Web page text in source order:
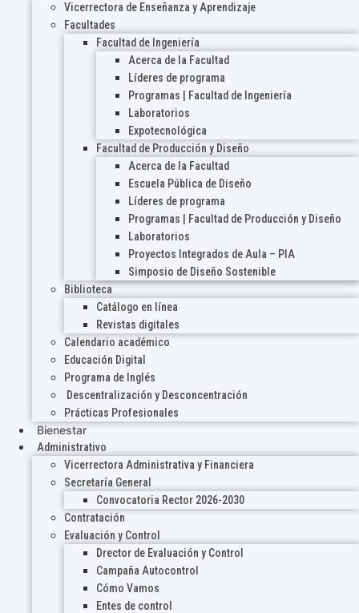
Vicerrectora de Enseñanza y Aprendizaje
Facultades
Facultad de Ingeniería
Acerca de la Facultad
Líderes de programa
Programas | Facultad de Ingeniería
Laboratorios
Expotecnológica
Facultad de Producción y Diseño
Acerca de la Facultad
Escuela Pública de Diseño
Líderes de programa
Programas | Facultad de Producción y Diseño
Laboratorios
Proyectos Integrados de Aula – PIA
Simposio de Diseño Sostenible
Biblioteca
Catálogo en línea
Revistas digitales
Calendario académico
Educación Digital
Programa de Inglés
Descentralización y Desconcentración
Prácticas Profesionales
Bienestar
Administrativo
Vicerrectora Administrativa y Financiera
Secretaría General
Convocatoria Rector 2026-2030
Contratación
Evaluación y Control
Drector de Evaluación y Control
Campaña Autocontrol
Cómo Vamos
Entes de control